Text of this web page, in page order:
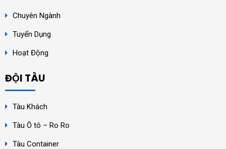
Chuyên Ngành
Tuyển Dụng
Hoạt Động
ĐỘI TÀU
Tàu Khách
Tàu Ô tô – Ro Ro
Tàu Container